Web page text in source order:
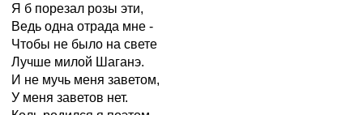
Я б порезал розы эти,
Ведь одна отрада мне -
Чтобы не было на свете
Лучше милой Шаганэ.
И не мучь меня заветом,
У меня заветов нет.